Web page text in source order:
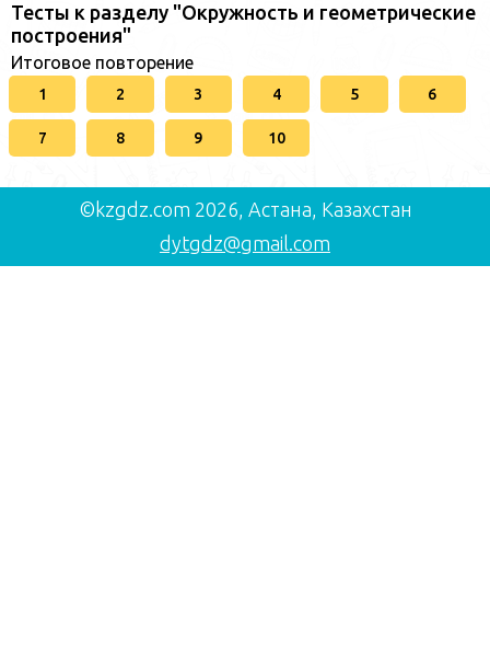
Тесты к разделу "Окружность и геометрические
построения"
Итоговое повторение
1 2 3 4 5 6
7 8 9 10
©kzgdz.com 2026, Астана, Казахстан
dytgdz@gmail.com